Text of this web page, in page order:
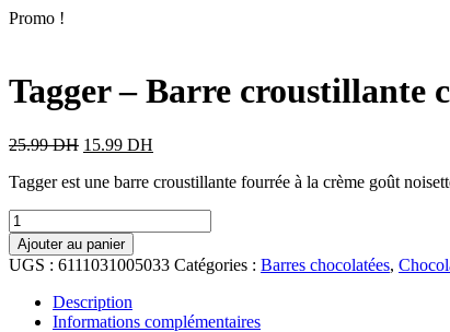
Promo !
Tagger – Barre croustillante
25.99DH 15.99 DH
Tagger est une barre croustillante fourrée à la crème goût
Ajouter au panier
UGS : 6111031005033 Catégories : Barres chocolatées,
Description
Informations complémentaires